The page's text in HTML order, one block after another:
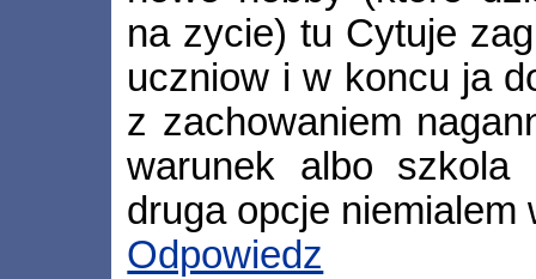
na zycie) tu Cytuje
uczniow i w koncu ja
z zachowaniem
warunek albo
druga opcje niemialem
Odpowiedz